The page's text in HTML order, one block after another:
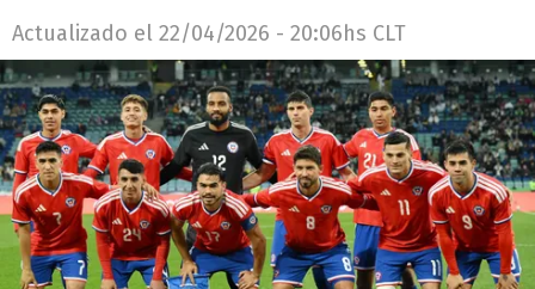
Actualizado el 22/04/2026 - 20:06hs CLT